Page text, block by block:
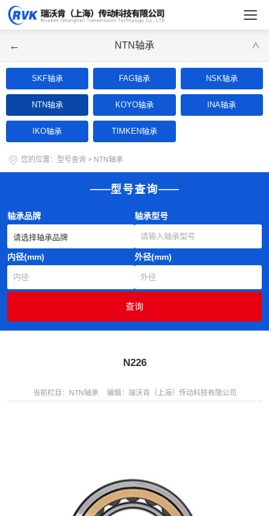
← NTN轴承 ∨
SKF轴承 FAG轴承 NSK轴承
NTN轴承 KOYO轴承 INA轴承
IKO轴承 TIMKEN轴承
您的位置： 型号查询 > NTN轴承
型号查询
轴承品牌 轴承型号
内径(mm) 外径(mm)
N226
当前栏目：NTN轴承 编辑：瑞沃肯（上海）传动科技有限公司